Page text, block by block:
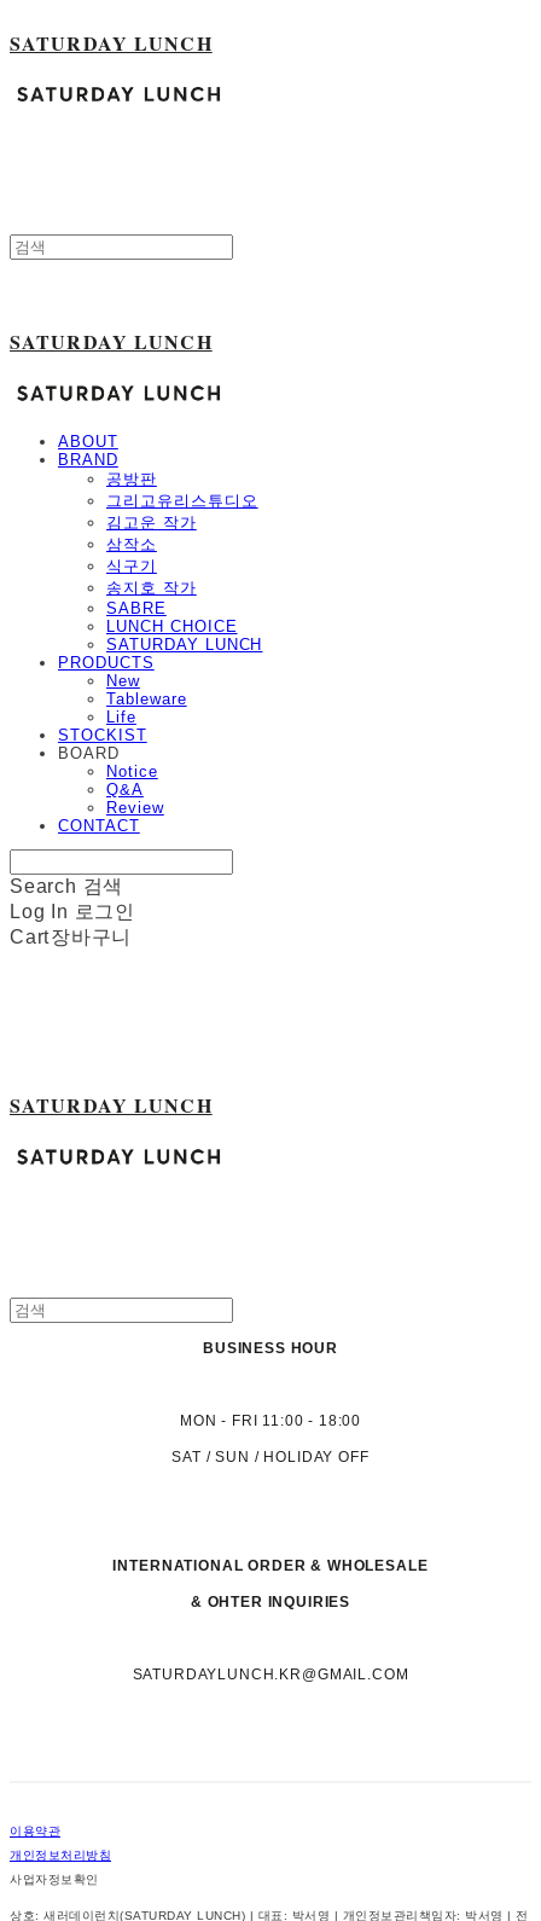
SATURDAY LUNCH
SATURDAY LUNCH
ABOUT
BRAND
공방판
그리고유리스튜디오
김고운 작가
삼작소
식구기
송지호 작가
SABRE
LUNCH CHOICE
SATURDAY LUNCH
PRODUCTS
New
Tableware
Life
STOCKIST
BOARD
Notice
Q&A
Review
CONTACT
Search 검색
Log In 로그인
Cart장바구니
SATURDAY LUNCH
BUSINESS HOUR
MON - FRI 11:00 - 18:00
SAT / SUN / HOLIDAY OFF
INTERNATIONAL ORDER & WHOLESALE
& OHTER INQUIRIES
SATURDAYLUNCH.KR@GMAIL.COM
이용약관
개인정보처리방침
사업자정보확인
상호: 새러데이런치(SATURDAY LUNCH) | 대표: 박서영 | 개인정보관리책임자: 박서영 | 전